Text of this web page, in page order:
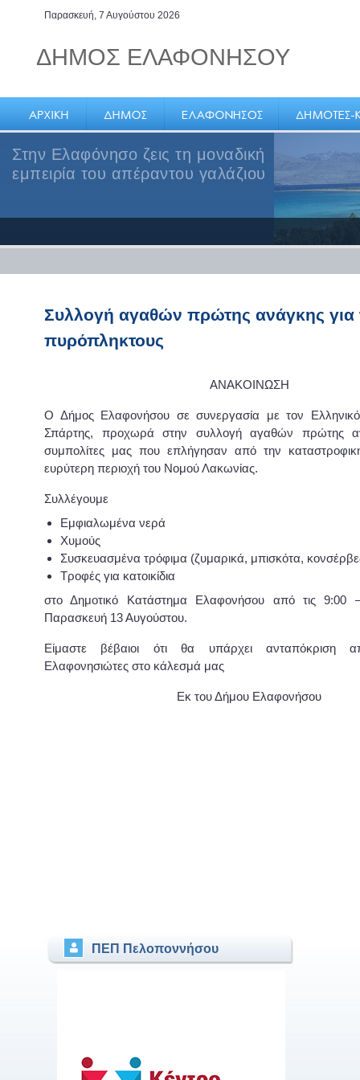
Παρασκευή, 7 Αυγούστου 2026
ΔΗΜΟΣ ΕΛΑΦΟΝΗΣΟΥ
Στην Ελαφόνησο ζεις τη μοναδική
εμπειρία του απέραντου γαλάζιου
Συλλογή αγαθών πρώτης ανάγκης για
πυρόπληκτους
ΑΝΑΚΟΙΝΩΣΗ
Ο Δήμος Ελαφονήσου σε συνεργασία με τον
Σπάρτης, προχωρά στην συλλογή αγαθών πρώτης
συμπολίτες μας που επλήγησαν από την
ευρύτερη περιοχή του Νομού Λακωνίας.
Συλλέγουμε
Εμφιαλωμένα νερά
Χυμούς
Συσκευασμένα τρόφιμα (ζυμαρικά, μπισκότα,
Τροφές για κατοικίδια
στο Δημοτικό Κατάστημα Ελαφονήσου από τις 9:00
Παρασκευή 13 Αυγούστου.
Είμαστε βέβαιοι ότι θα υπάρχει ανταπόκριση
Ελαφονησιώτες στο κάλεσμά μας
Εκ του Δήμου Ελαφονήσου
ΠΕΠ Πελοποννήσου